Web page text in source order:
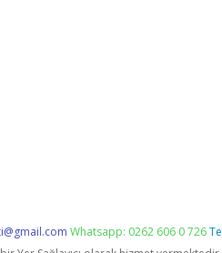
Whatsapp: 0262 606 0 726